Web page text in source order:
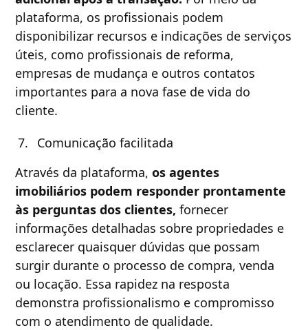
plataforma, os profissionais podem
disponibilizar recursos e indicações de serviços
úteis, como profissionais de reforma,
empresas de mudança e outros contatos
importantes para a nova fase de vida do
cliente.
Comunicação facilitada
Através da plataforma,os agentes
imobiliários podem responder prontamente
às perguntas dos clientes, fornecer
informações detalhadas sobre propriedades e
esclarecer quaisquer dúvidas que possam
surgir durante o processo de compra, venda
ou locação. Essa rapidez na resposta
demonstra profissionalismo e compromisso
com o atendimento de qualidade.